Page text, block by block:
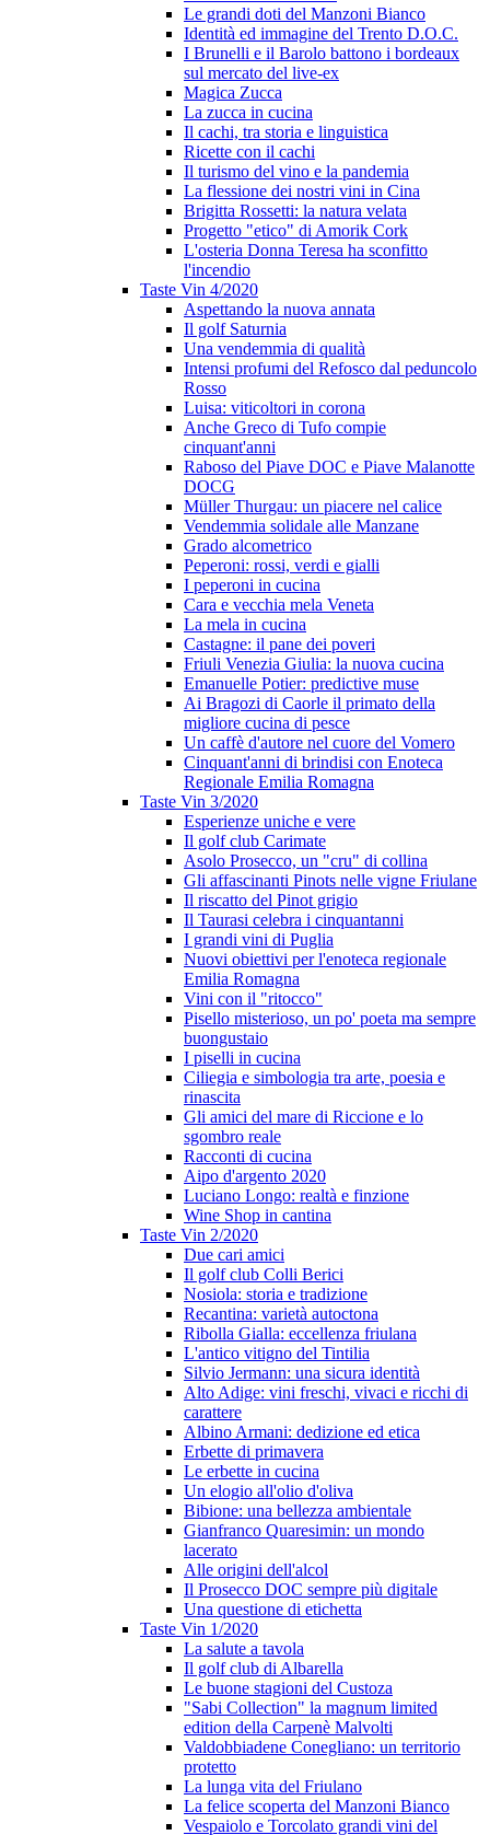
Le grandi doti del Manzoni Bianco
Identità ed immagine del Trento D.O.C.
I Brunelli e il Barolo battono i bordeaux
sul mercato del live-ex
Magica Zucca
La zucca in cucina
Il cachi, tra storia e linguistica
Ricette con il cachi
Il turismo del vino e la pandemia
La flessione dei nostri vini in Cina
Brigitta Rossetti: la natura velata
Progetto "etico" di Amorik Cork
L'osteria Donna Teresa ha sconfitto
l'incendio
Taste Vin 4/2020
Aspettando la nuova annata
Il golf Saturnia
Una vendemmia di qualità
Intensi profumi del Refosco dal peduncolo
Rosso
Luisa: viticoltori in corona
Anche Greco di Tufo compie
cinquant'anni
Raboso del Piave DOC e Piave Malanotte
DOCG
Müller Thurgau: un piacere nel calice
Vendemmia solidale alle Manzane
Grado alcometrico
Peperoni: rossi, verdi e gialli
I peperoni in cucina
Cara e vecchia mela Veneta
La mela in cucina
Castagne: il pane dei poveri
Friuli Venezia Giulia: la nuova cucina
Emanuelle Potier: predictive muse
Ai Bragozi di Caorle il primato della
migliore cucina di pesce
Un caffè d'autore nel cuore del Vomero
Cinquant'anni di brindisi con Enoteca
Regionale Emilia Romagna
Taste Vin 3/2020
Esperienze uniche e vere
Il golf club Carimate
Asolo Prosecco, un "cru" di collina
Gli affascinanti Pinots nelle vigne Friulane
Il riscatto del Pinot grigio
Il Taurasi celebra i cinquantanni
I grandi vini di Puglia
Nuovi obiettivi per l'enoteca regionale
Emilia Romagna
Vini con il "ritocco"
Pisello misterioso, un po' poeta ma sempre
buongustaio
I piselli in cucina
Ciliegia e simbologia tra arte, poesia e
rinascita
Gli amici del mare di Riccione e lo
sgombro reale
Racconti di cucina
Aipo d'argento 2020
Luciano Longo: realtà e finzione
Wine Shop in cantina
Taste Vin 2/2020
Due cari amici
Il golf club Colli Berici
Nosiola: storia e tradizione
Recantina: varietà autoctona
Ribolla Gialla: eccellenza friulana
L'antico vitigno del Tintilia
Silvio Jermann: una sicura identità
Alto Adige: vini freschi, vivaci e ricchi di
carattere
Albino Armani: dedizione ed etica
Erbette di primavera
Le erbette in cucina
Un elogio all'olio d'oliva
Bibione: una bellezza ambientale
Gianfranco Quaresimin: un mondo
lacerato
Alle origini dell'alcol
Il Prosecco DOC sempre più digitale
Una questione di etichetta
Taste Vin 1/2020
La salute a tavola
Il golf club di Albarella
Le buone stagioni del Custoza
"Sabi Collection" la magnum limited
edition della Carpenè Malvolti
Valdobbiadene Conegliano: un territorio
protetto
La lunga vita del Friulano
La felice scoperta del Manzoni Bianco
Vespaiolo e Torcolato grandi vini del